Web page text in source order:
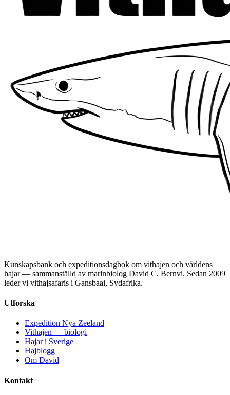
Kunskapsbank och expeditionsdagbok om vithajen och världens
hajar — sammanställd av marinbiolog David C. Bernvi. Sedan 2009
leder vi vithajsafaris i Gansbaai, Sydafrika.
Utforska
Expedition Nya Zeeland
Vithajen — biologi
Hajar i Sverige
Hajblogg
Om David
Kontakt